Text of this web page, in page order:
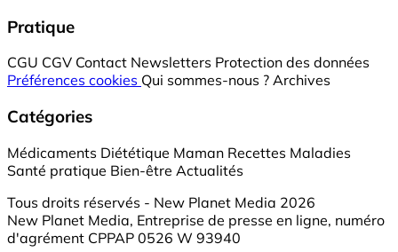
Pratique
CGU CGV Contact Newsletters Protection des données
Préférences cookies Qui sommes-nous ? Archives
Catégories
Médicaments Diététique Maman Recettes Maladies
Santé pratique Bien-être Actualités
Tous droits réservés - New Planet Media 2026
New Planet Media, Entreprise de presse en ligne, numéro
d'agrément CPPAP 0526 W 93940